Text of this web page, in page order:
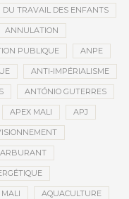
TRAVAIL DES ENFANTS
ANNULATION
PUBLIQUE ANPE
ANTI-IMPÉRIALISME
ANTÓNIO GUTERRES
APEX MALI APJ
AQUACULTURE